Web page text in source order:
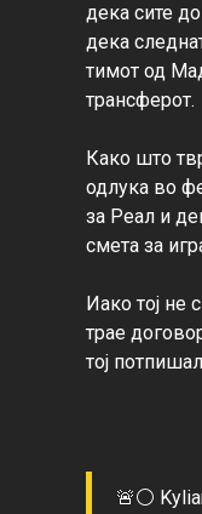
дека сите
дека
тимот од
трансферот.
Како што
одлука во
за Реал и
смета за
Иако тој не
трае
тој
🚨⚪️